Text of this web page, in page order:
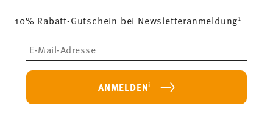
10% Rabatt-Gutschein bei Newsletteranmeldung1
ANMELDENi